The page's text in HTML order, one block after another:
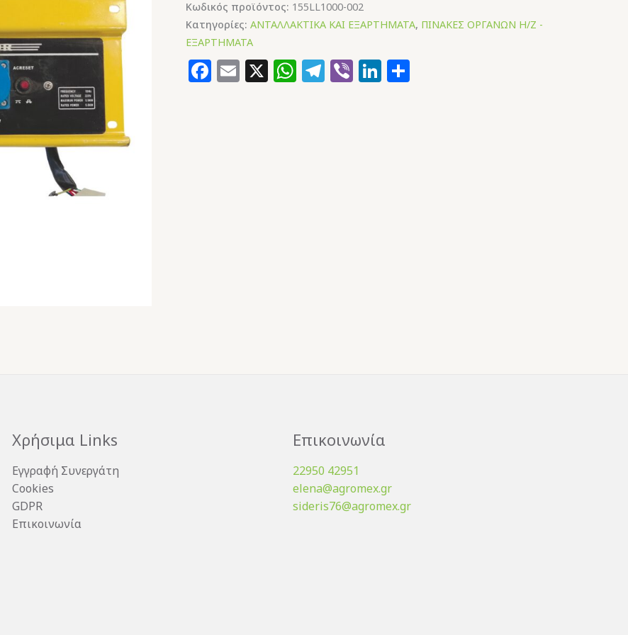
Κωδικός προϊόντος: 155LL1000-002
Κατηγορίες: ΑΝΤΑΛΛΑΚΤΙΚΑ ΚΑΙ ΕΞΑΡΤΗΜΑΤΑ, ΠΙΝΑΚΕΣ ΟΡΓΑΝΩΝ Η/Ζ -
ΕΞΑΡΤΗΜΑΤΑ
Facebook
Email
X WhatsApp
Telegram
ViberLinkedIn
Χρήσιμα Links
Εγγραφή Συνεργάτη
Cookies
GDPR
Επικοινωνία
Επικοινωνία
22950 42951
elena@agromex.gr
sideris76@agromex.gr